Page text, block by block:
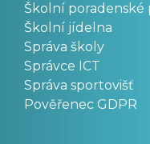
Školní poradenské
Školní jídelna
Správa školy
Správce ICT
Správa sportovišť
Pověřenec GDPR